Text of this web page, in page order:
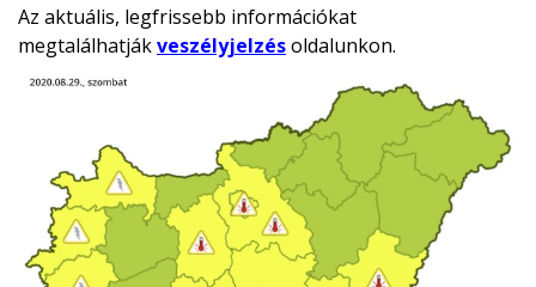
Az aktuális, legfrissebb információkat
megtalálhatjákveszélyjelzésoldalunkon.